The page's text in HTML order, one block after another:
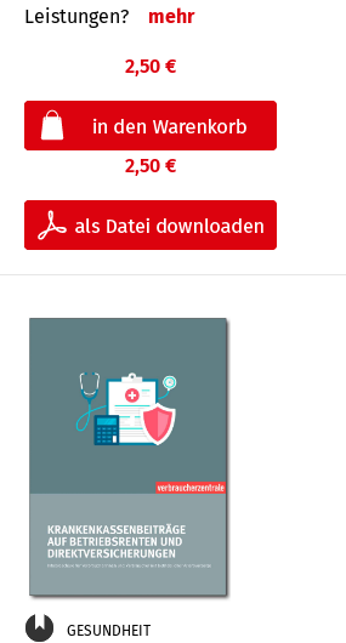
Leis­tungen?
mehr
2,50 €
2,50 €
GESUNDHEIT